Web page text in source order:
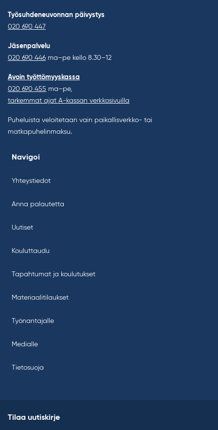
Työsuhdeneuvonnan päivystys
020 690 447
Jäsenpalvelu
020 690 446 ma–pe kello 8.30–12
Avoin työttömyyskassa
020 690 455 ma–pe,
tarkemmat ajat A-kassan verkkosivuilla
Puheluista veloitetaan vain paikallisverkko- tai
matkapuhelinmaksu.
Navigoi
Yhteystiedot
Anna palautetta
Uutiset
Kouluttaudu
Tapahtumat ja koulutukset
Materiaalitilaukset
Työnantajalle
Medialle
Tietosuoja
Tilaa uutiskirje